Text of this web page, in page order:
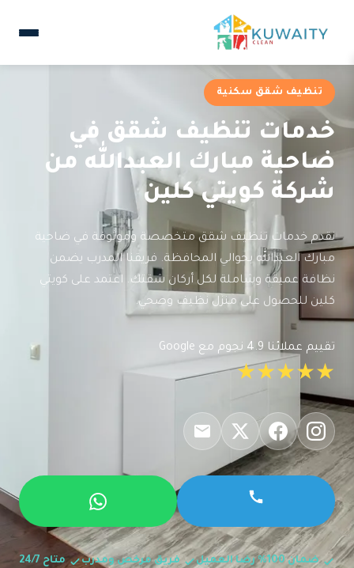
تنظيف شقق سكنية
خدمات تنظيف شقق في
ضاحية مبارك العبدالله من
شركة كويتي كلين
نقدم خدمات تنظيف شقق متخصصة وموثوقة في ضاحية
مبارك العبدالله بحوالي المحافظة. فريقنا المدرب يضمن
نظافة عميقة وشاملة لكل أركان شقتك. اعتمد على كويتي
كلين للحصول على منزل نظيف وصحي.
تقييم عملائنا 4.9 نجوم مع Google
★★★★★
ضمان 100% رضا العميل فريق مرخص ومدرب متاح 24/7